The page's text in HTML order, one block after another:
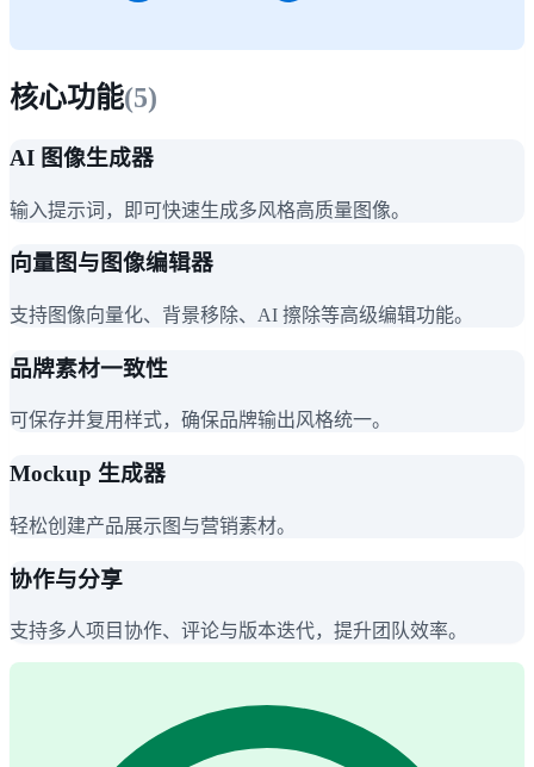
核心功能(5)
AI 图像生成器
输入提示词，即可快速生成多风格高质量图像。
向量图与图像编辑器
支持图像向量化、背景移除、AI 擦除等高级编辑功能。
品牌素材一致性
可保存并复用样式，确保品牌输出风格统一。
Mockup 生成器
轻松创建产品展示图与营销素材。
协作与分享
支持多人项目协作、评论与版本迭代，提升团队效率。